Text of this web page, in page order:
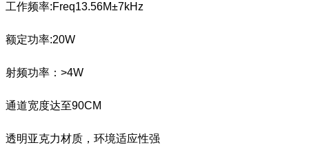
工作频率:Freq13.56M±7kHz
额定功率:20W
射频功率：>4W
通道宽度达至90CM
透明亚克力材质，环境适应性强